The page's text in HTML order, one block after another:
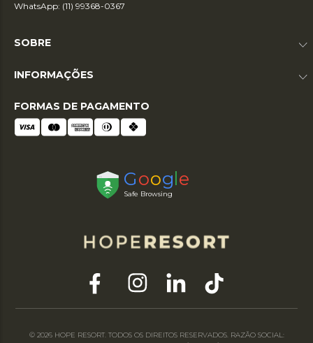
WhatsApp: (11) 99368-0367
SOBRE
INFORMAÇÕES
FORMAS DE PAGAMENTO
© 2026 HOPE RESORT. TODOS OS DIREITOS RESERVADOS. RAZÃO SOCIAL: